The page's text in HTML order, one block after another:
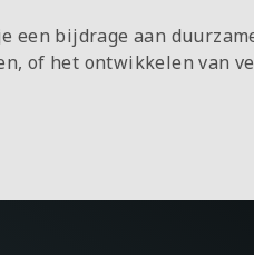
een bijdrage aan
of het ontwikkelen van